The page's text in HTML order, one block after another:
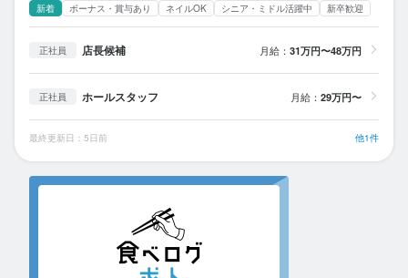
新着 ボーナス・賞与あり ネイルOK シニア・ミドル活躍中 新卒歓迎
正社員 店長候補 月給： 31万円〜48万円
正社員 ホールスタッフ 月給： 29万円〜
最終更新日：5日前 他1件